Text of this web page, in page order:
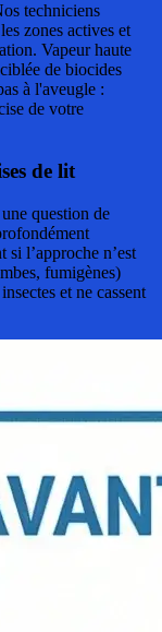
techniciens
zones actives et
Vapeur haute
de biocides
à l'aveugle :
de votre
de lit
question de
l’approche n’est
fumigènes)
et ne cassent